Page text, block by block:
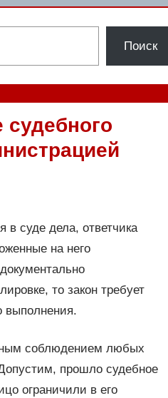
Поиск
в суде дела, ответчика
на него
то закон требует
выполнения.
соблюдением любых
прошло судебное
ограничили в его